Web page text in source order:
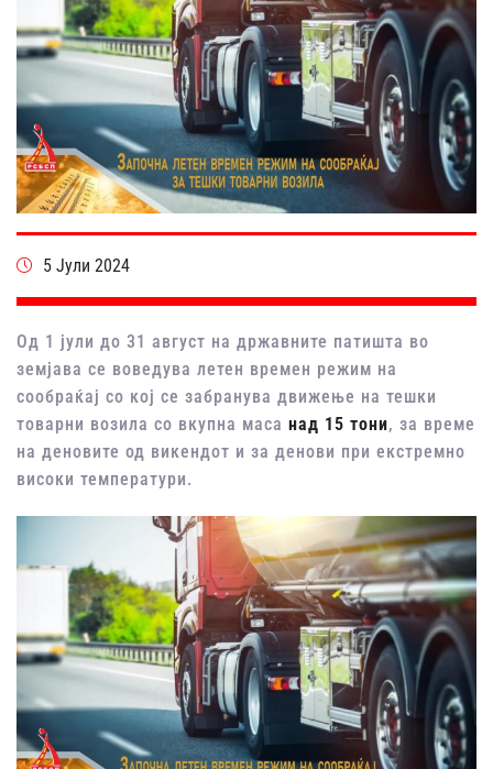
5 Јули 2024
Од 1 јули до 31 август на државните патишта во
земјава се воведува летен времен режим на
сообраќај со кој се забранува движење на тешки
товарни возила со вкупна маса над 15 тони, за време
на деновите од викендот и за денови при екстремно
високи температури.